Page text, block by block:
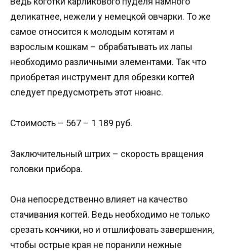
деликатнее, нежели у немецкой овчарки. То же
самое относится к молодым котятам и
взрослым кошкам – обрабатывать их лапы
необходимо различными элементами. Так что
приобретая инструмент для обрезки когтей
следует предусмотреть этот нюанс.
Стоимость – 567 – 1 189 руб.
Заключительный штрих – скорость вращения
головки прибора.
Она непосредственно влияет на качество
стачивания когтей. Ведь необходимо не только
срезать кончики, но и отшлифовать завершения,
чтобы острые края не поранили нежные